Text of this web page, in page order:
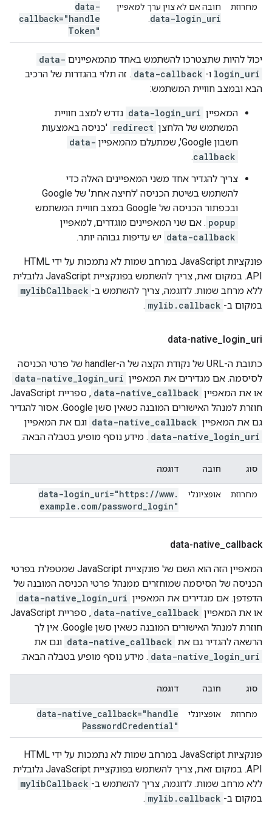
מחרוזת חובה אם לא צוין ערך למאפיין
data-login uri
data-
callback="handle
Token"
יכול להיות שתצטרכו להשתמש באחד מהמאפיינים data-
login_uri ו- data-callback . זה תלוי בהגדרות של הרכיב
הבא ובמצב חוויית המשתמש:
המאפיין data-login_uri נדרש למצב חוויית
המשתמש של הלחצן redirect 'כניסה באמצעות
חשבון Google', שמתעלם מהמאפיין
data-
callback
.
צריך להגדיר אחד משני המאפיינים האלה כדי
להשתמש בשיטת הכניסה 'לחיצה אחת' של Google
ובכפתור הכניסה של Google במצב חוויית המשתמש
popup . אם שני המאפיינים מוגדרים, למאפיין
data-callback יש עדיפות גבוהה יותר.
פונקציות JavaScript במרחב שמות לא נתמכות על ידי HTML
API. במקום זאת, צריך להשתמש בפונקציית JavaScript גלובלית
ללא מרחב שמות. לדוגמה, צריך להשתמש ב- mylibCallback
במקום ב- mylib.callback
.
data-native login uri
כתובת ה-URL של נקודת הקצה של ה-handler של פרטי הכניסה
לסיסמה. אם מגדירים את המאפיין data-native_login_uri
או את המאפיין data-native_callback
, ספריית JavaScript
חוזרת למנהל האישורים המובנה כשאין סשן Google. אסור להגדיר
גם את המאפיין data-native_callback וגם את המאפיין
data-native_login_uri . מידע נוסף מופיע בטבלה הבאה:
סוג חובה דוגמה
מחרוזת אופציונלי data-login uri="https: //www.
example . com/password login"
data-native callback
המאפיין הזה הוא השם של פונקציית JavaScript שמטפלת בפרטי
הכניסה של הסיסמה שמוחזרים ממנהל פרטי הכניסה המובנה של
הדפדפן. אם מגדירים את המאפיין data-native_login_uri
או את המאפיין data-native_callback
, ספריית JavaScript
חוזרת למנהל האישורים המובנה כשאין סשן Google. אין לך
הרשאה להגדיר גם את data-native_callback וגם את
data-native_login_uri . מידע נוסף מופיע בטבלה הבאה:
סוג חובה דוגמה
מחרוזת אופציונלי data-native callback="handle
PasswordCredential"
פונקציות JavaScript במרחב שמות לא נתמכות על ידי HTML
API. במקום זאת, צריך להשתמש בפונקציית JavaScript גלובלית
ללא מרחב שמות. לדוגמה, צריך להשתמש ב- mylibCallback
במקום ב- mylib.callback
.